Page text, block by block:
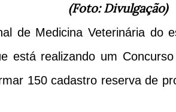
(Foto: Divulgação)
de Medicina Veterinária do
está realizando um
150 cadastro reserva de